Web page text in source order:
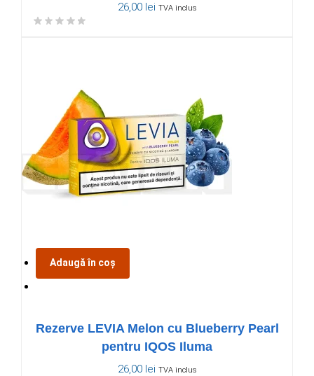
26,00 lei TVA inclus
Adaugă în coș
Rezerve LEVIA Melon cu Blueberry Pearl
pentru IQOS Iluma
26,00 lei TVA inclus